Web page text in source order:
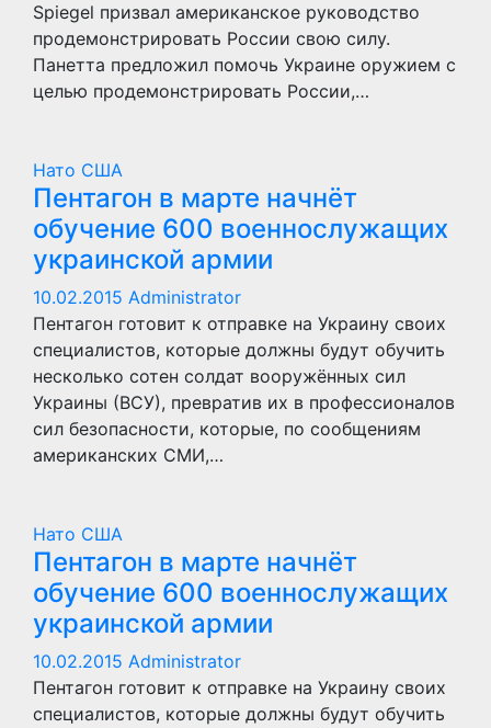
Spiegel призвал американское руководство
продемонстрировать России свою силу.
Панетта предложил помочь Украине оружием с
целью продемонстрировать России,…
Нато США
Пентагон в марте начнёт
обучение 600 военнослужащих
украинской армии
10.02.2015 Administrator
Пентагон готовит к отправке на Украину своих
специалистов, которые должны будут обучить
несколько сотен солдат вооружённых сил
Украины (ВСУ), превратив их в профессионалов
сил безопасности, которые, по сообщениям
американских СМИ,…
Нато США
Пентагон в марте начнёт
обучение 600 военнослужащих
украинской армии
10.02.2015 Administrator
Пентагон готовит к отправке на Украину своих
специалистов, которые должны будут обучить